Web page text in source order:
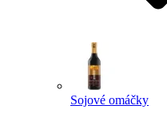
Sojové omáčky